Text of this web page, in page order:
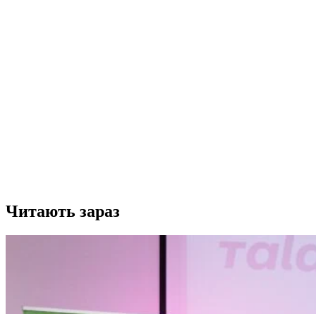
Читають зараз